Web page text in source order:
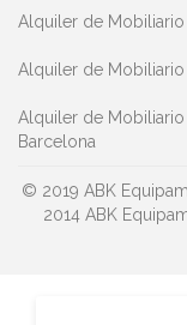
Alquiler de
Alquiler de Mobiliario
Alquiler de
Barcelona
© 2019 ABK
2014 ABK